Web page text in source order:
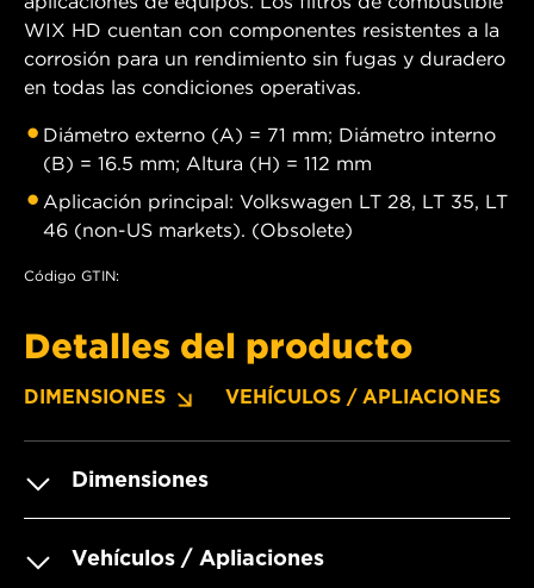
WIX HD cuentan con componentes resistentes a la
corrosión para un rendimiento sin fugas y duradero
en todas las condiciones operativas.
Diámetro externo (A) = 71 mm; Diámetro interno
(B) = 16.5 mm; Altura (H) = 112 mm
Aplicación principal: Volkswagen LT 28, LT 35, LT
46 (non-US markets). (Obsolete)
Código GTIN:
Detalles del producto
DIMENSIONES VEHÍCULOS / APLIACIONES
Dimensiones
Vehículos / Apliaciones